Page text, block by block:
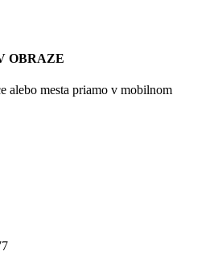
OBRAZE
alebo mesta priamo v mobilnom